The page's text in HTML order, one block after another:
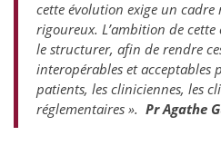
cette évolution exige un
rigoureux. L’ambition de
le structurer, afin de rendre
interopérables et acceptables
patients, les cliniciennes, les
réglementaires ». Pr Agathe